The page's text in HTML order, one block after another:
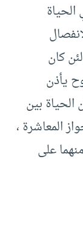
كان
يأذن
بين
المعاشرة ،
على